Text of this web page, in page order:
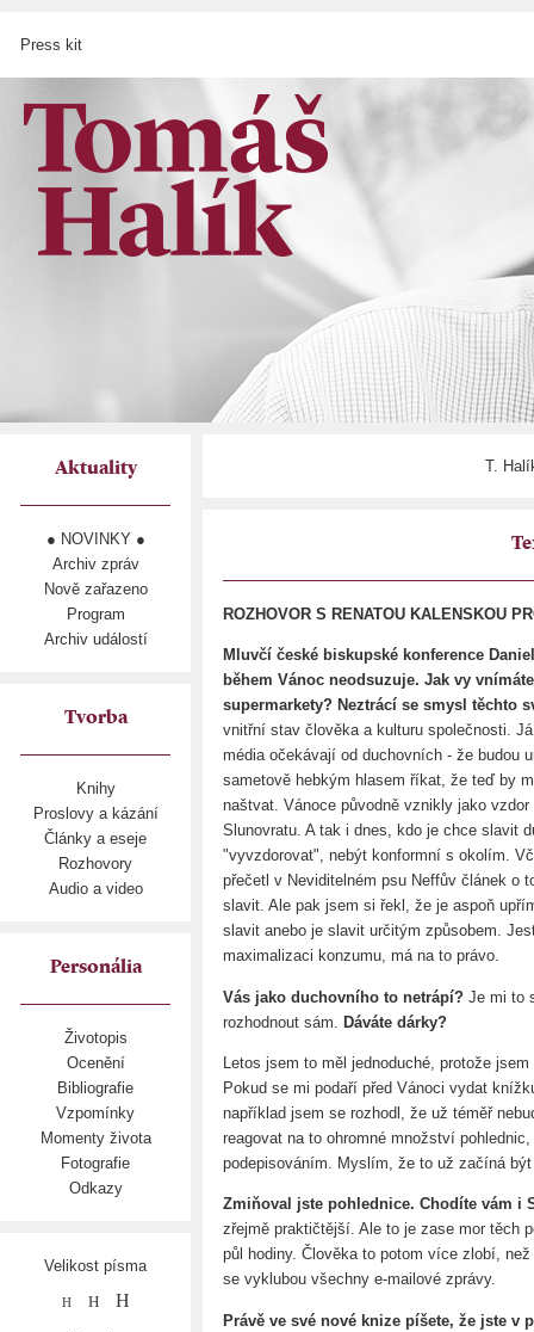
Press kit
Aktuality
● NOVINKY ●
Archiv zpráv
Nově zařazeno
Program
Archiv událostí
Tvorba
Knihy
Proslovy a kázání
Články a eseje
Rozhovory
Audio a video
Personália
Životopis
Ocenění
Bibliografie
Vzpomínky
Momenty života
Fotografie
Odkazy
Velikost písma
H H H
T.
ROZHOVOR S RENATOU KALENSKOU
Mluvčí české biskupské konference
během Vánoc neodsuzuje. Jak vy
supermarkety? Neztrácí se smysl těchto
vnitřní stav člověka a kulturu společnosti.
média očekávají od duchovních - že budou
sametově hebkým hlasem říkat, že teď by
naštvat. Vánoce původně vznikly jako
Slunovratu. A tak i dnes, kdo je chce slavit
"vyvzdorovat", nebýt konformní s okolím.
přečetl v Neviditelném psu Neffův článek o
slavit. Ale pak jsem si řekl, že je aspoň
slavit anebo je slavit určitým způsobem.
maximalizaci konzumu, má na to právo.
Vás jako duchovního to netrápí? Je mi to
rozhodnout sám. Dáváte dárky?
Letos jsem to měl jednoduché, protože
Pokud se mi podaří před Vánoci vydat
například jsem se rozhodl, že už téměř
reagovat na to ohromné množství
podepisováním. Myslím, že to už začíná
Zmiňoval jste pohlednice. Chodíte vám i
zřejmě praktičtější. Ale to je zase mor těch
půl hodiny. Člověka to potom více zlobí,
se vyklubou všechny e-mailové zprávy.
Právě ve své nové knize píšete, že jste